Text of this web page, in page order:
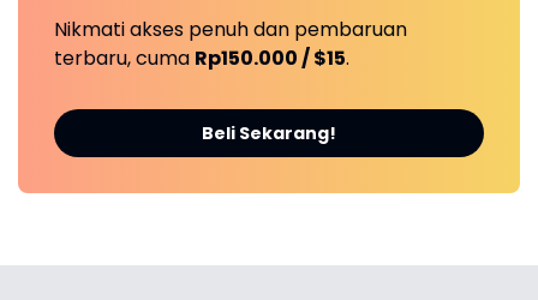
Nikmati akses penuh dan pembaruan
terbaru, cuma Rp150.000 / $15.
Beli Sekarang!